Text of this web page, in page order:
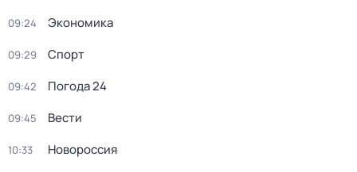
09:24 Экономика
09:29 Спорт
09:42 Погода 24
09:45 Вести
10:33 Новороссия